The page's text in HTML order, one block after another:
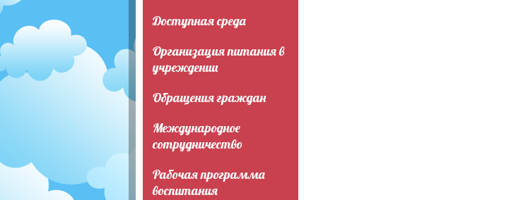
Доступная среда
Организация питания в
учреждении
Обращения граждан
Международное
сотрудничество
Рабочая программа
воспитания